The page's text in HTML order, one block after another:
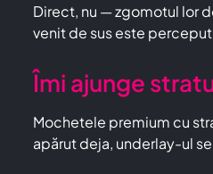
Direct, nu — zgomotul lor
venit de sus este
Îmi ajunge
Mochetele premium cu
apărut deja, underlay-ul